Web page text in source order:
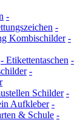
-
-
Kombischilder -
- Etikettentaschen -
-
Schilder -
Aufkleber -
& Schule -